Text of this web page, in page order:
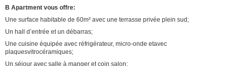
B Apartment vous offre:
Une surface habitable de 60m² avec une terrasse privée plein sud;
Un hall d’entrée et un débarras;
Une cuisine équipée avec réfrigérateur, micro-onde etavec
plaquesvitrocéramiques;
Un séjour avec salle à manger et coin salon;